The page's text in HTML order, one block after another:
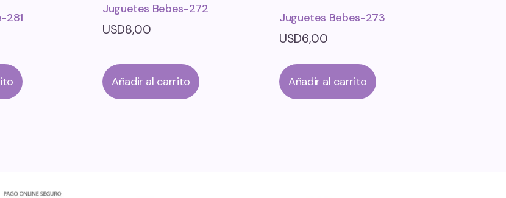
281
Juguetes Bebes-272
USD8,00
Añadir al carrito
Juguetes Bebes-273
USD6,00
Añadir al carrito